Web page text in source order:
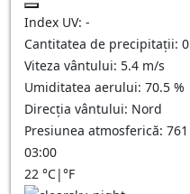
Index UV: -
Cantitatea de precipitații: 0
Viteza vântului: 5.4 m/s
Umiditatea aerului: 70.5 %
Direcția vântului: Nord
Presiunea atmosferică: 761
03:00
22 °C|°F